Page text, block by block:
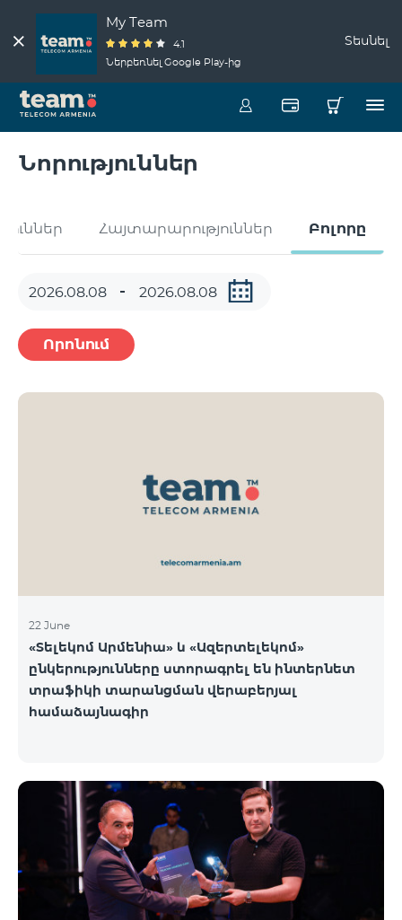
My Team
4.1
Ներբեռնել Google Play-ից
Տեսնել
Նորություններ
Հայտարարություններ Բոլորը
Որոնում
22 June
«Տելեկոմ Արմենիա» և «Ազերտելեկոմ»
ընկերությունները ստորագրել են ինտերնետ
տրաֆիկի տարանցման վերաբերյալ
համաձայնագիր